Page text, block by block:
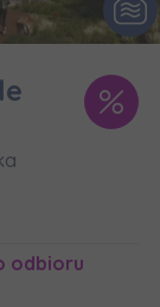
odbioru